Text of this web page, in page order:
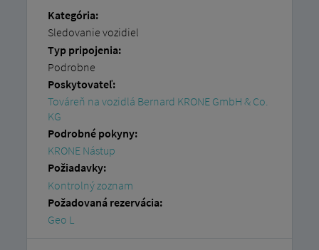
Kategória:
Sledovanie vozidiel
Typ pripojenia:
Podrobne
Poskytovateľ:
Továreň na vozidlá Bernard KRONE GmbH & Co.
KG
Podrobné pokyny:
KRONE Nástup
Požiadavky:
Kontrolný zoznam
Požadovaná rezervácia:
Geo L